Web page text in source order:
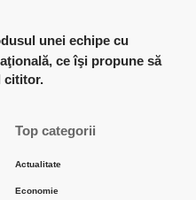
ce îşi propune să
cititor.
Top categorii
Actualitate
Economie